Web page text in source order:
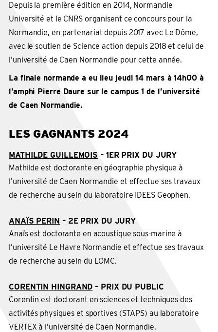
Depuis la première édition en 2014, Normandie
Université et le CNRS organisent ce concours pour la
Normandie, en partenariat depuis 2017 avec Le Dôme,
avec le soutien de Science action depuis 2018 et celui de
l’université de Caen Normandie pour cette année.
La finale normande a eu lieu jeudi 14 mars à 14h00 à
l’amphi Pierre Daure sur le campus 1 de l’université
de Caen Normandie.
LES GAGNANTS 2024
MATHILDE GUILLEMOIS – 1ER PRIX DU JURY
Mathilde est doctorante en géographie physique à
l’université de Caen Normandie et effectue ses travaux
de recherche au sein du laboratoire IDEES Geophen.
ANAÏS PERIN – 2E PRIX DU JURY
Anaïs est doctorante en acoustique sous-marine à
l’université Le Havre Normandie et effectue ses travaux
de recherche au sein du LOMC.
CORENTIN HINGRAND – PRIX DU PUBLIC
Corentin est doctorant en sciences et techniques des
activités physiques et sportives (STAPS) au laboratoire
VERTEX à l’université de Caen Normandie.